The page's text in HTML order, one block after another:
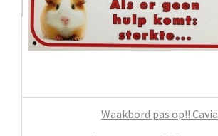
Waakbord pas op!! Cavia